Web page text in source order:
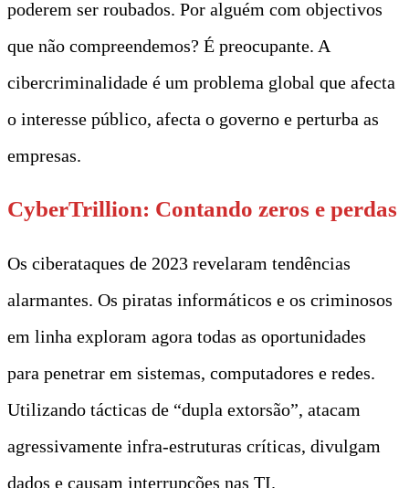
poderem ser roubados. Por alguém com objectivos
que não compreendemos? É preocupante. A
cibercriminalidade é um problema global que afecta
o interesse público, afecta o governo e perturba as
empresas.
CyberTrillion: Contando zeros e perdas
Os ciberataques de 2023 revelaram tendências
alarmantes. Os piratas informáticos e os criminosos
em linha exploram agora todas as oportunidades
para penetrar em sistemas, computadores e redes.
Utilizando tácticas de “dupla extorsão”, atacam
agressivamente infra-estruturas críticas, divulgam
dados e causam interrupções nas TI.